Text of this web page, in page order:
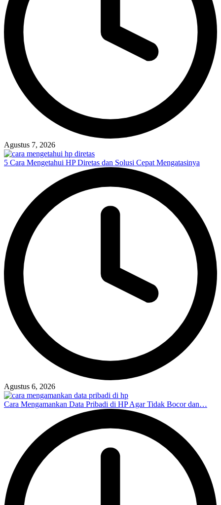
Agustus 7, 2026
5 Cara Mengetahui HP Diretas dan Solusi Cepat Mengatasinya
Agustus 6, 2026
Cara Mengamankan Data Pribadi di HP Agar Tidak Bocor dan…